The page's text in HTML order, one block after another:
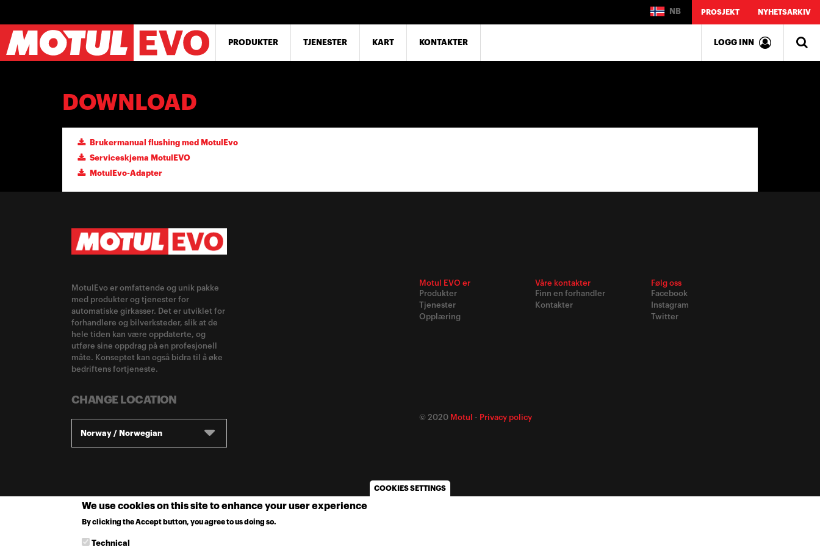
hovedinnhold
PRODUKTER
TJENESTER KART KONTAKTER
NB PROSJEKT NYHETSARKIV
LOGG INN
DOWNLOAD
Brukermanual flushing med MotulEvo
Serviceskjema MotulEVO
MotulEvo-Adapter
MotulEvo er omfattende og unik pakke
med produkter og tjenester for
automatiske girkasser. Det er utviklet for
forhandlere og bilverksteder, slik at de
hele tiden kan være oppdaterte, og
utføre sine oppdrag på en profesjonell
måte. Konseptet kan også bidra til å øke
bedriftens fortjeneste.
Motul EVO er
Produkter
Tjenester
Opplæring
Våre kontakter
Finn en forhandler
Kontakter
Følg oss
Facebook
Instagram
Twitter
CHANGE LOCATION
Norway / Norwegian
© 2020 Motul - Privacy policy
COOKIES SETTINGS
We use cookies on this site to enhance your user experience
By clicking the Accept button, you agree to us doing so.
Technical